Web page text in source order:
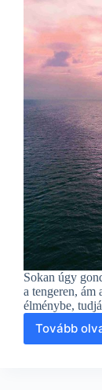
Sokan úgy
a tengeren, ám
élménybe,
Tovább